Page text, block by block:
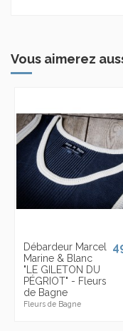
Vous aimerez
Débardeur Marcel
Marine & Blanc
"LE GILETON DU
PÉGRIOT" - Fleurs
de Bagne
Fleurs de Bagne